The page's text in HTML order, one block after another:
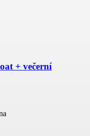
+ večerní